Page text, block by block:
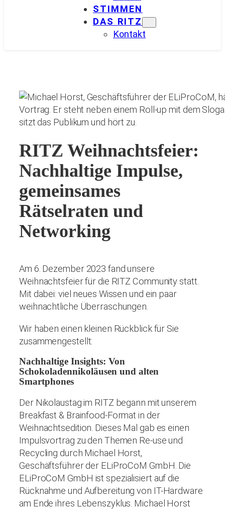
STIMMEN
DAS RITZ
Kontakt
RITZ Weihnachtsfeier:
Nachhaltige Impulse,
gemeinsames
Rätselraten und
Networking
Am 6. Dezember 2023 fand unsere
Weihnachtsfeier für die RITZ Community statt.
Mit dabei: viel neues Wissen und ein paar
weihnachtliche Überraschungen.
Wir haben einen kleinen Rückblick für Sie
zusammengestellt:
Nachhaltige Insights: Von
Schokoladennikoläusen und alten
Smartphones
Der Nikolaustag im RITZ begann mit unserem
Breakfast & Brainfood-Format in der
Weihnachtsedition. Dieses Mal gab es einen
Impulsvortrag zu den Themen Re-use und
Recycling durch Michael Horst,
Geschäftsführer der ELiProCoM GmbH. Die
ELiProCoM GmbH ist spezialisiert auf die
Rücknahme und Aufbereitung von IT-Hardware
am Ende ihres Lebenszyklus. Michael Horst